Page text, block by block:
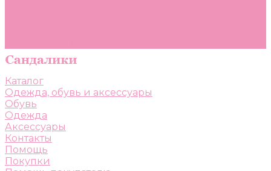
Каталог
Одежда, обувь и аксессуары
Обувь
Одежда
Аксессуары
Контакты
Помощь
Покупки